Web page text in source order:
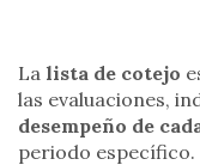
La lista de cotejo
las evaluaciones,
desempeño de
periodo